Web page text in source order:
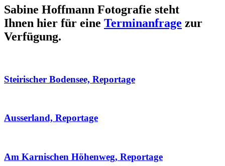
Sabine Hoffmann Fotografie steht
Ihnen hier für eine Terminanfrage zur
Verfügung.
Steirischer Bodensee, Reportage
Ausserland, Reportage
Am Karnischen Höhenweg, Reportage